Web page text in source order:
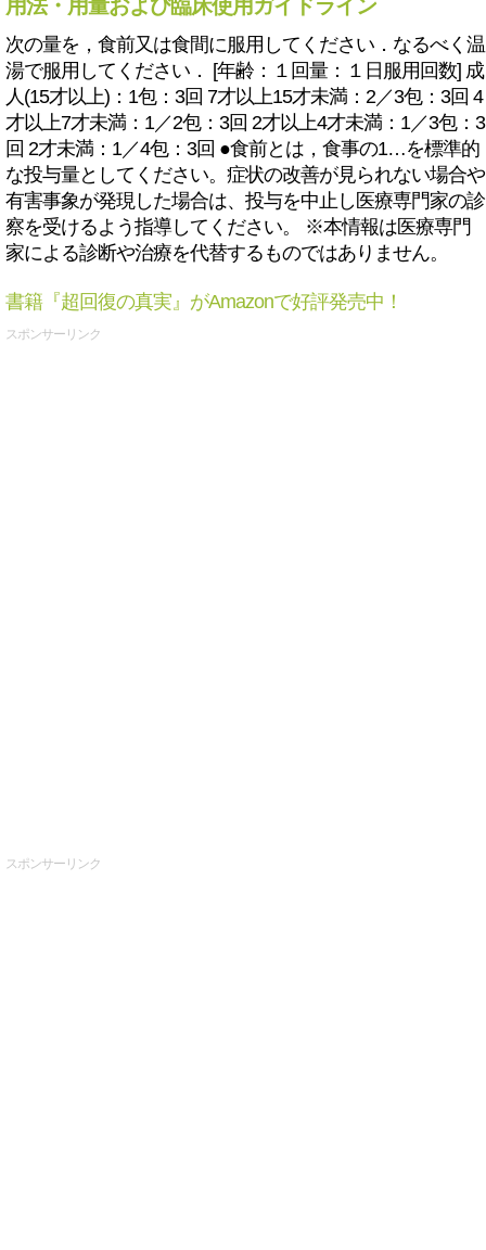
用法・用量および臨床使用ガイドライン
次の量を，食前又は食間に服用してください．なるべく温
湯で服用してください． [年齢：１回量：１日服用回数] 成
人(15才以上)：1包：3回 7才以上15才未満：2／3包：3回 4
才以上7才未満：1／2包：3回 2才以上4才未満：1／3包：3
回 2才未満：1／4包：3回 ●食前とは，食事の1…を標準的
な投与量としてください。症状の改善が見られない場合や
有害事象が発現した場合は、投与を中止し医療専門家の診
察を受けるよう指導してください。 ※本情報は医療専門
家による診断や治療を代替するものではありません。
書籍『超回復の真実』がAmazonで好評発売中！
スポンサーリンク
スポンサーリンク